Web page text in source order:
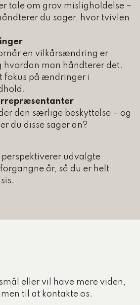
tale om grov misligholdelse –
du sager, hvor tvivlen
en vilkårsændring er
hvordan man håndterer det.
fokus på ændringer i
den særlige beskyttelse – og
du disse sager an?
udvalgte
år, så du er helt
eller vil have mere viden,
til at kontakte os.